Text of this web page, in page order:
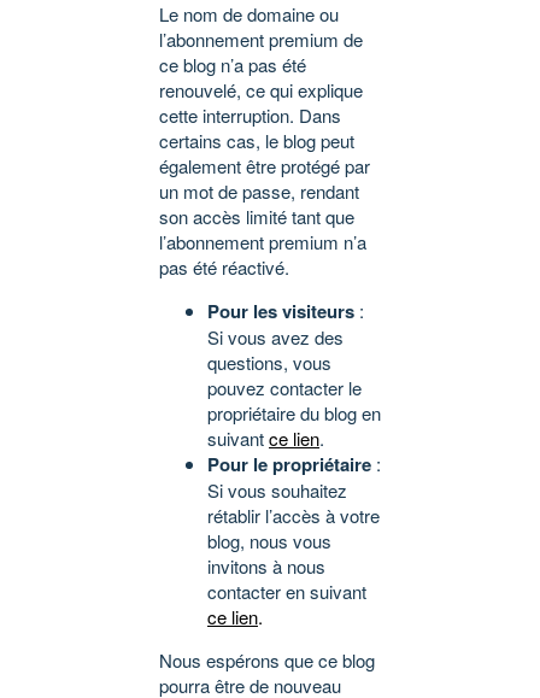
Le nom de domaine ou
l’abonnement premium de
ce blog n’a pas été
renouvelé, ce qui explique
cette interruption. Dans
certains cas, le blog peut
également être protégé par
un mot de passe, rendant
son accès limité tant que
l’abonnement premium n’a
pas été réactivé.
Pour les visiteurs :
Si vous avez des
questions, vous
pouvez contacter le
propriétaire du blog en
suivantce lien.
Pour le propriétaire :
Si vous souhaitez
rétablir l’accès à votre
blog, nous vous
invitons à nous
contacter en suivant
ce lien.
Nous espérons que ce blog
pourra être de nouveau